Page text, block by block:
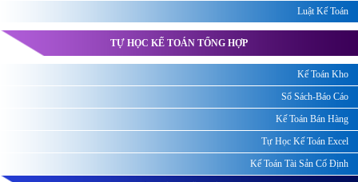
Luật Kế Toán
TỰ HỌC KẾ TOÁN TỔNG HỢP
Kế Toán Kho
Sổ Sách-Báo Cáo
Kế Toán Bán Hàng
Tự Học Kế Toán Excel
Kế Toán Tài Sản Cố Định